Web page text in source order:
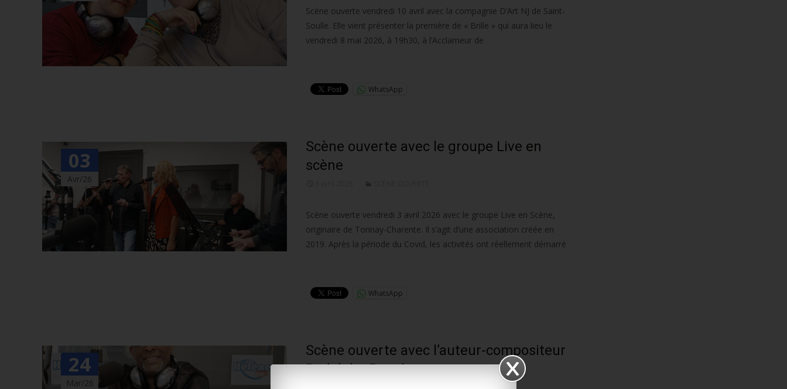
Scène ouverte vendredi 10 avril avec la compagnie D’Art NJ de Saint-
Soulle. Elle vient présenter la première de « Brille » qui aura lieu le
vendredi 8 mai 2026, à 19h30, à l’Acclameur de
WhatsApp
03
Avr/26
Scène ouverte avec le groupe Live en
scène
Scène ouverte vendredi 3 avril 2026 avec le groupe Live en Scène,
originaire de Tonnay-Charente. Il s’agit d’une association créée en
2019. Après la période du Covid, les activités ont réellement démarré
WhatsApp
24
Mar/26
Scène ouverte avec l’auteur-compositeur
Rodolphe Ronel